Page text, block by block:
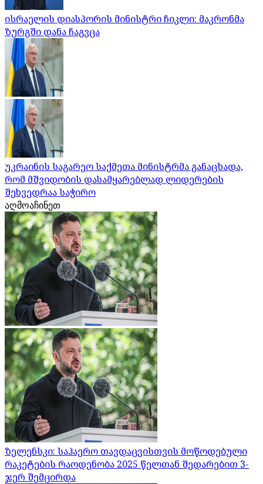
ისრაელის დიასპორის მინისტრი ჩიკლი: მაკრონმა
ზურგში დანა ჩაგვცა
უკრაინის საგარეო საქმეთა მინისტრმა განაცხადა,
რომ მშვიდობის დასამყარებლად ლიდერების
შეხვედრაა საჭირო
აღმოაჩინეთ
ზელენსკი: საჰაერო თავდაცვისთვის მოწოდებული
რაკეტების რაოდენობა 2025 წელთან შედარებით 3-
ჯერ შემცირდა